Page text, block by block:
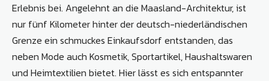
Erlebnis bei. Angelehnt an die Maasland-Architektur, ist
nur fünf Kilometer hinter der deutsch-niederländischen
Grenze ein schmuckes Einkaufsdorf entstanden, das
neben Mode auch Kosmetik, Sportartikel, Haushaltswaren
und Heimtextilien bietet. Hier lässt es sich entspannter